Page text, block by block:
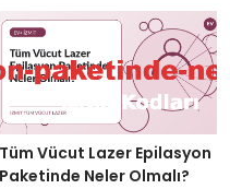
Tüm Vücut Lazer Epilasyon
Paketinde Neler Olmalı?